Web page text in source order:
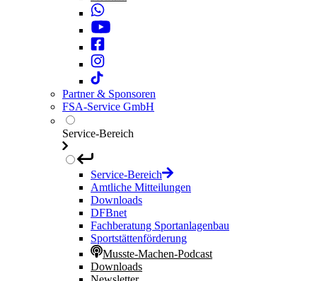
Partner & Sponsoren
FSA-Service GmbH
Service-Bereich
Service-Bereich
Amtliche Mitteilungen
Downloads
DFBnet
Fachberatung Sportanlagenbau
Sportstättenförderung
Musste-Machen-Podcast
Downloads